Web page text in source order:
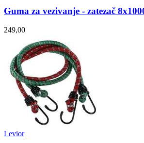
Guma za vezivanje - zatezač
249,00
Levior